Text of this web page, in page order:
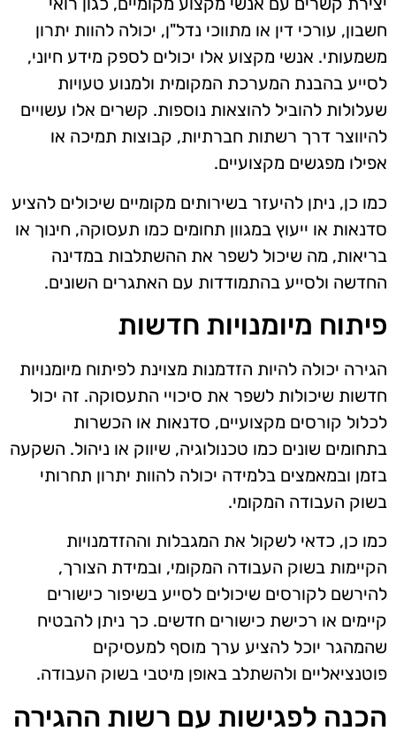
חשבון, עורכי דין או מתווכי נדל"ן, יכולה להוות יתרון
משמעותי. אנשי מקצוע אלו יכולים לספק מידע חיוני,
לסייע בהבנת המערכת המקומית ולמנוע טעויות
שעלולות להוביל להוצאות נוספות. קשרים אלו עשויים
להיווצר דרך רשתות חברתיות, קבוצות תמיכה או
אפילו מפגשים מקצועיים.
כמו כן, ניתן להיעזר בשירותים מקומיים שיכולים להציע
סדנאות או ייעוץ במגוון תחומים כמו תעסוקה, חינוך או
בריאות, מה שיכול לשפר את ההשתלבות במדינה
החדשה ולסייע בהתמודדות עם האתגרים השונים.
פיתוח מיומנויות חדשות
הגירה יכולה להיות הזדמנות מצוינת לפיתוח מיומנויות
חדשות שיכולות לשפר את סיכויי התעסוקה. זה יכול
לכלול קורסים מקצועיים, סדנאות או הכשרות
בתחומים שונים כמו טכנולוגיה, שיווק או ניהול. השקעה
בזמן ובמאמצים בלמידה יכולה להוות יתרון תחרותי
בשוק העבודה המקומי.
כמו כן, כדאי לשקול את המגבלות וההזדמנויות
הקיימות בשוק העבודה המקומי, ובמידת הצורך,
להירשם לקורסים שיכולים לסייע בשיפור כישורים
קיימים או רכישת כישורים חדשים. כך ניתן להבטיח
שהמהגר יוכל להציע ערך מוסף למעסיקים
פוטנציאליים ולהשתלב באופן מיטבי בשוק העבודה.
הכנה לפגישות עם רשות ההגירה